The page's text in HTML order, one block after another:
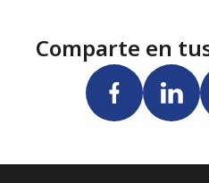
Comparte en